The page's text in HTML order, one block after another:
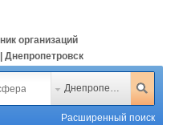
организаций
Днепропетровск
Днепропетровск
Расширенный поиск